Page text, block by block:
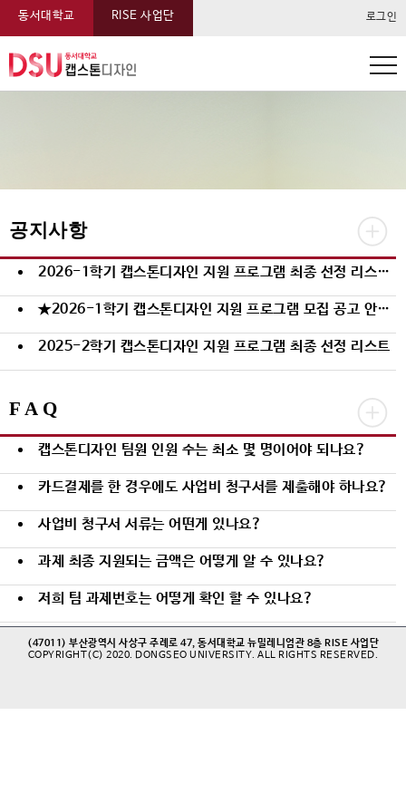
동서대학교 RISE 사업단 로그인
공지사항
2026-1학기 캡스톤디자인 지원 프로그램 최종 선정 리스트(2026.03.31.기준)
★2026-1학기 캡스톤디자인 지원 프로그램 모집 공고 안내 (~03.27) ★
2025-2학기 캡스톤디자인 지원 프로그램 최종 선정 리스트
2025-1학기 캡스톤디자인 지원 프로그램 최종 선정 리스트(2025.05.12.기준)
F A Q
캡스톤디자인 팀원 인원 수는 최소 몇 명이어야 되나요?
카드결제를 한 경우에도 사업비 청구서를 제출해야 하나요?
사업비 청구서 서류는 어떤게 있나요?
과제 최종 지원되는 금액은 어떻게 알 수 있나요?
저희 팀 과제번호는 어떻게 확인 할 수 있나요?
(47011) 부산광역시 사상구 주례로 47, 동서대학교 뉴밀레니엄관 8층 RISE 사업단
COPYRIGHT(C) 2020. DONGSEO UNIVERSITY. ALL RIGHTS RESERVED.